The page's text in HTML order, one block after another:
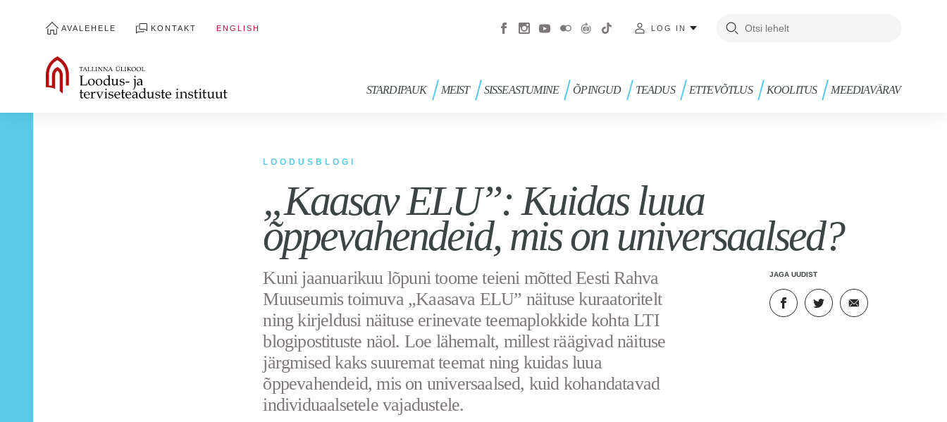
AVALEHELE KONTAKT ENGLISH LOG IN
STARDIPAUK MEIST SISSEASTUMINE ÕPINGUD TEADUS ETTEVÕTLUS KOOLITUS MEEDIAVÄRAV
LOODUSBLOGI
„Kaasav ELU”: Kuidas luua
õppevahendeid, mis on universaalsed?
Kuni jaanuarikuu lõpuni toome teieni mõtted Eesti Rahva
Muuseumis toimuva „Kaasava ELU” näituse kuraatoritelt
ning kirjeldusi näituse erinevate teemaplokkide kohta LTI
blogipostituste näol. Loe lähemalt, millest räägivad näituse
järgmised kaks suuremat teemat ning kuidas luua
õppevahendeid, mis on universaalsed, kuid kohandatavad
individuaalsetele vajadustele.
JAGA UUDIST